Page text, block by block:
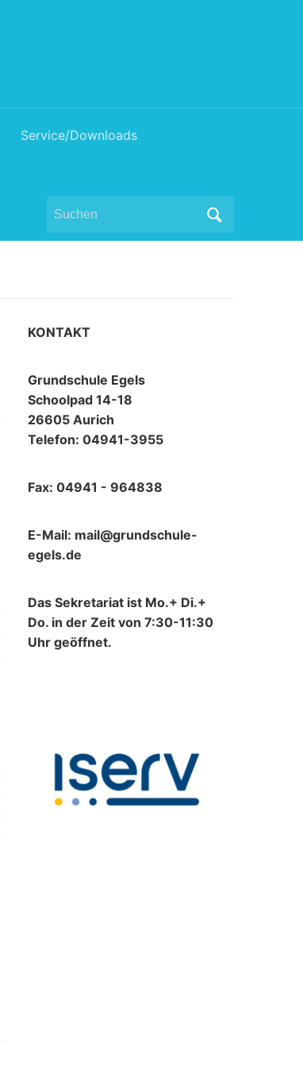
Service/Downloads
Search
KONTAKT
Grundschule Egels
Schoolpad 14-18
26605 Aurich
Telefon: 04941-3955
Fax: 04941 - 964838
E-Mail: mail@grundschule-
egels.de
Das Sekretariat ist Mo.+ Di.+
Do. in der Zeit von 7:30-11:30
Uhr geöffnet.